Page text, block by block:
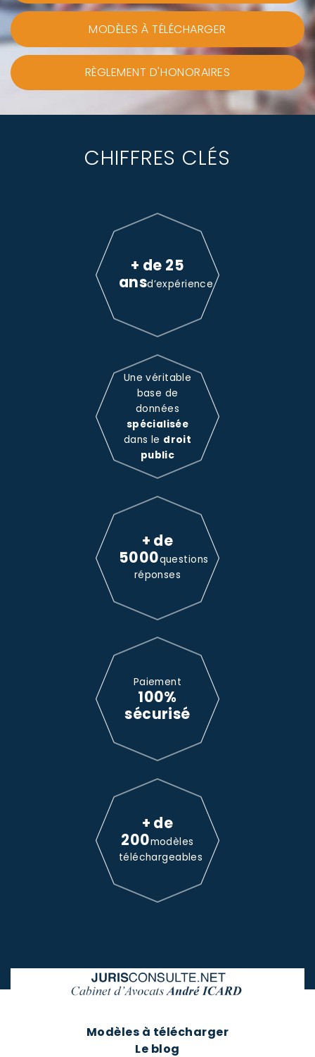
MODÈLES À TÉLÉCHARGER
RÈGLEMENT D'HONORAIRES
CHIFFRES CLÉS
+ de 25
ansd’expérience
Une véritable
base de
données
spécialisée
dans le droit
public
+ de
5000questions
réponses
Paiement
100%
sécurisé
+ de
200modèles
téléchargeables
Modèles à télécharger
Le blog